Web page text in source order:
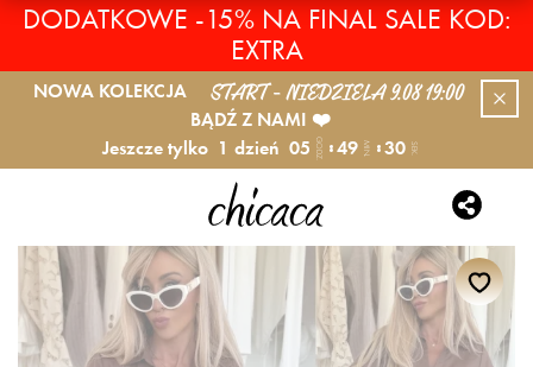
DODATKOWE -15% NA FINAL SALE KOD:
EXTRA
NOWA KOLEKCJA START - NIEDZIELA 9.08 19:00
BĄDŹ Z NAMI ❤️
Jeszcze tylko 1 dzień 05 GODZ. 49 MIN. 29 SEK.